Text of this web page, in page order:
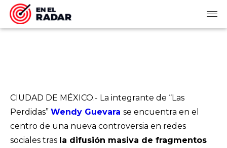
CIUDAD DE MÉXICO.- La integrante de “Las
Perdidas” Wendy Guevara se encuentra en el
centro de una nueva controversia en redes
sociales tras la difusión masiva de fragmentos